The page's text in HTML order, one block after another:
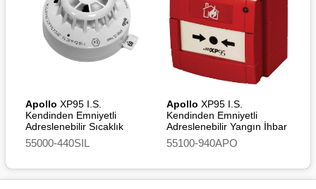
Apollo XP95 I.S.
Kendinden Emniyetli
Adreslenebilir Sıcaklık
Dedektörü (A2S) [SIL2]
55000-440SIL
Apollo XP95 I.S.
Kendinden Emniyetli
Adreslenebilir Yangın İhbar
Butonu
55100-940APO